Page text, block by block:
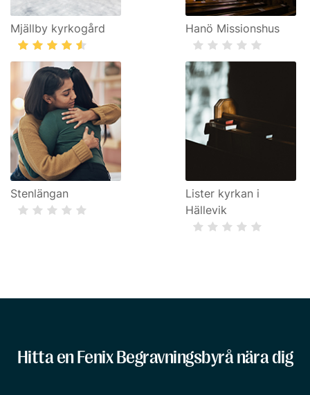
Mjällby kyrkogård Hanö Missionshus
Stenlängan
Lister kyrkan i
Hällevik
Hitta en Fenix Begravningsbyrå nära dig